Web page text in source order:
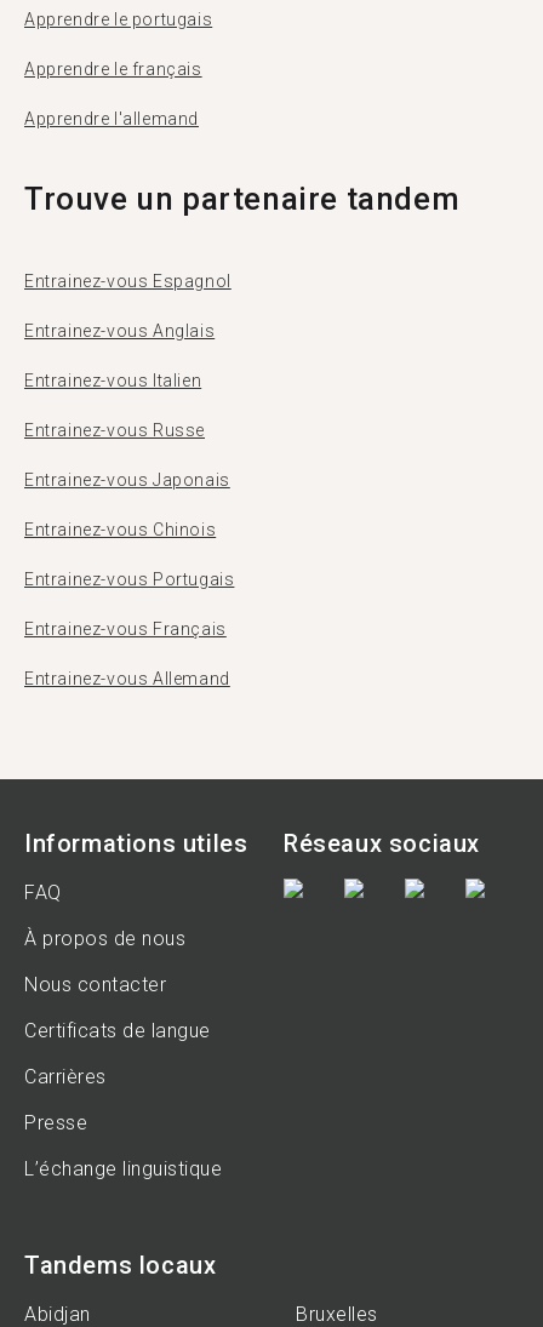
Apprendre le portugais
Apprendre le français
Apprendre l'allemand
Trouve un partenaire tandem
Entrainez-vous Espagnol
Entrainez-vous Anglais
Entrainez-vous Italien
Entrainez-vous Russe
Entrainez-vous Japonais
Entrainez-vous Chinois
Entrainez-vous Portugais
Entrainez-vous Français
Entrainez-vous Allemand
Informations utiles
FAQ
À propos de nous
Nous contacter
Certificats de langue
Carrières
Presse
L’échange linguistique
Réseaux sociaux
Tandems locaux
Abidjan
Bruxelles